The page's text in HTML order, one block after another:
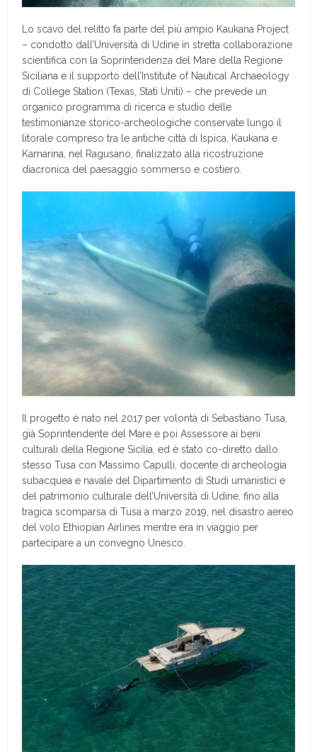
Lo scavo del relitto fa parte del più ampio Kaukana Project
– condotto dall’Università di Udine in stretta collaborazione
scientifica con la Soprintendenza del Mare della Regione
Siciliana e il supporto dell’Institute of Nautical Archaeology
di College Station (Texas, Stati Uniti) – che prevede un
organico programma di ricerca e studio delle
testimonianze storico-archeologiche conservate lungo il
litorale compreso tra le antiche città di Ispica, Kaukana e
Kamarina, nel Ragusano, finalizzato alla ricostruzione
diacronica del paesaggio sommerso e costiero.
Il progetto è nato nel 2017 per volontà di Sebastiano Tusa,
già Soprintendente del Mare e poi Assessore ai beni
culturali della Regione Sicilia, ed è stato co-diretto dallo
stesso Tusa con Massimo Capulli, docente di archeologia
subacquea e navale del Dipartimento di Studi umanistici e
del patrimonio culturale dell’Università di Udine, fino alla
tragica scomparsa di Tusa a marzo 2019, nel disastro aereo
del volo Ethiopian Airlines mentre era in viaggio per
partecipare a un convegno Unesco.